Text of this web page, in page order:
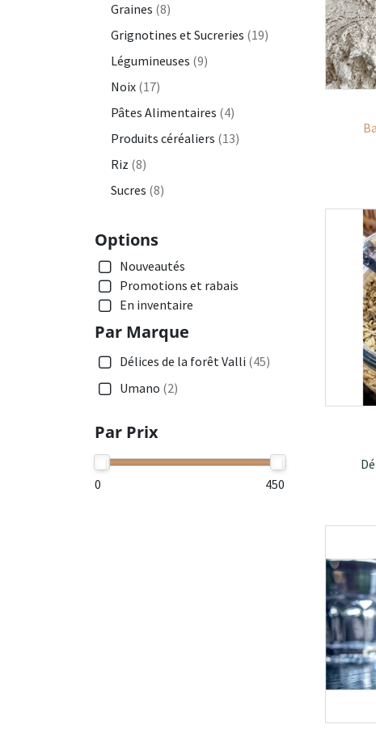
Graines (8)
Grignotines et Sucreries (19)
Légumineuses (9)
Noix (17)
Pâtes Alimentaires (4)
Produits céréaliers (13)
Riz (8)
Sucres (8)
Options
Nouveautés
Promotions et rabais
En inventaire
Par Marque
Délices de la forêt Valli (45)
Umano (2)
Par Prix
0 450